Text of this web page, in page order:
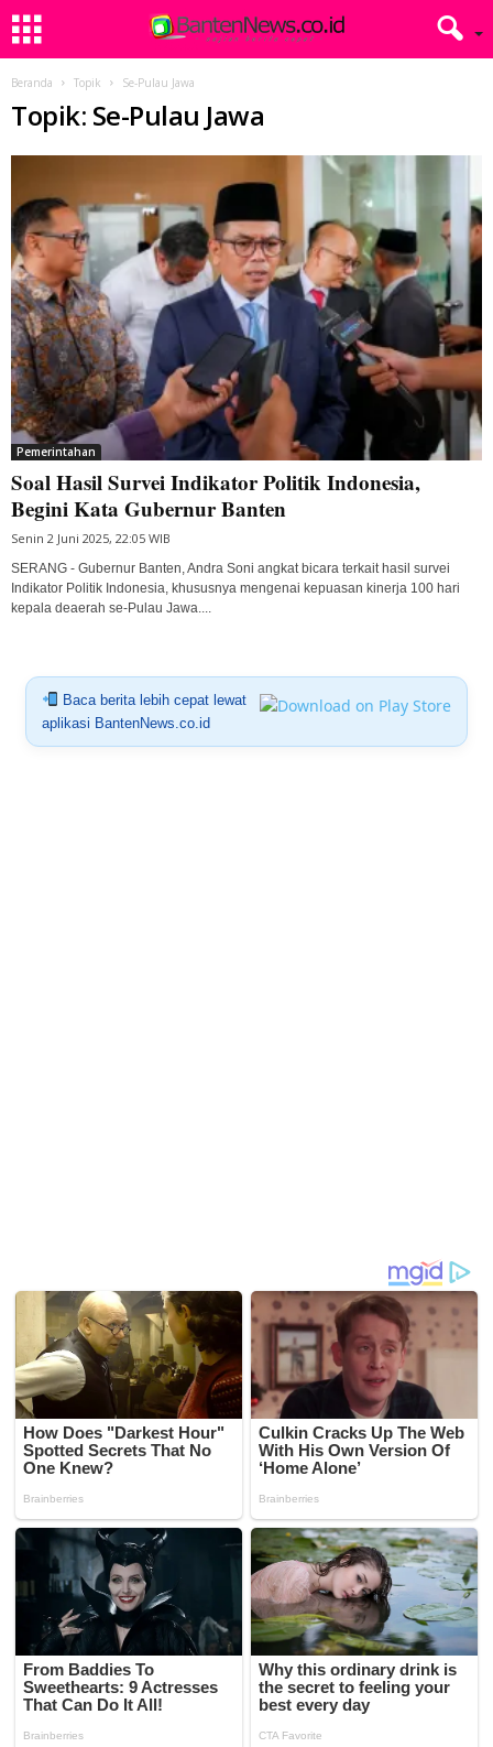
Beranda Topik Se-Pulau Jawa
Topik: Se-Pulau Jawa
Pemerintahan
Soal Hasil Survei Indikator Politik Indonesia,
Begini Kata Gubernur Banten
Senin 2 Juni 2025, 22:05 WIB
SERANG - Gubernur Banten, Andra Soni angkat bicara terkait hasil survei
Indikator Politik Indonesia, khususnya mengenai kepuasan kinerja 100 hari
kepala deaerah se-Pulau Jawa....
Baca berita lebih cepat lewat
aplikasi BantenNews.co.id